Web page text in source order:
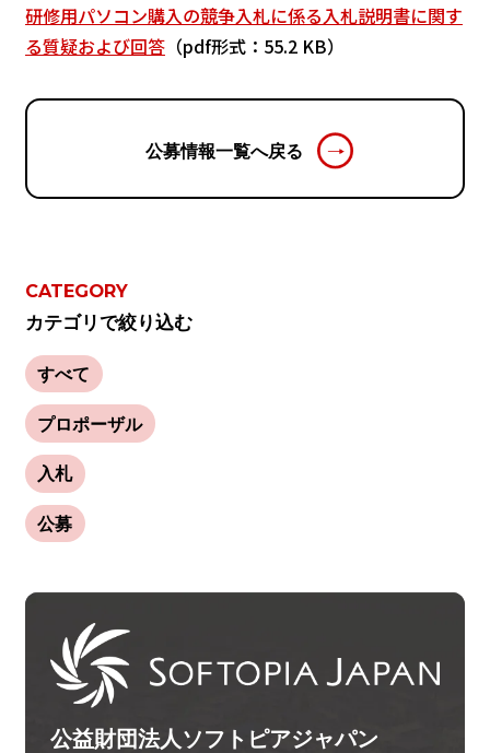
CATEGORY
カテゴリで絞り込む
すべて
プロポーザル
入札
公募
研修用パソコン購入の競争入札に係る入札説明書に関す
る質疑および回答（pdf形式：55.2 KB）
公募情報一覧へ戻る
公益財団法人ソフトピアジャパン